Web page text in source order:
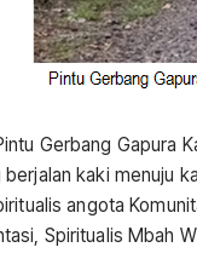
Gerbang Gapura
berjalan kaki menuju
angota
Spiritualis Mbah